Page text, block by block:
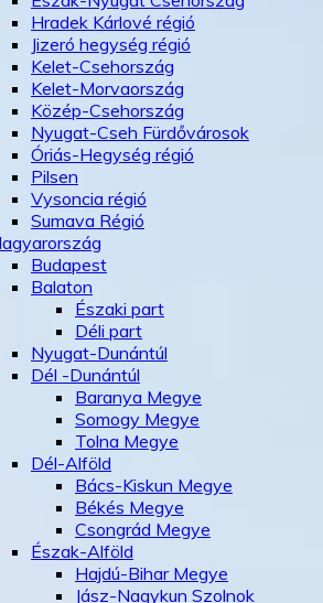
Hradek Kárlové régió
Jizeró hegység régió
Kelet-Csehország
Kelet-Morvaország
Közép-Csehország
Nyugat-Cseh Fürdővárosok
Óriás-Hegység régió
Pilsen
Vysoncia régió
Sumava Régió
Budapest
Balaton
Északi part
Déli part
Nyugat-Dunántúl
Dél -Dunántúl
Baranya Megye
Somogy Megye
Tolna Megye
Dél-Alföld
Bács-Kiskun Megye
Békés Megye
Csongrád Megye
Észak-Alföld
Hajdú-Bihar Megye
Jász-Nagykun Szolnok